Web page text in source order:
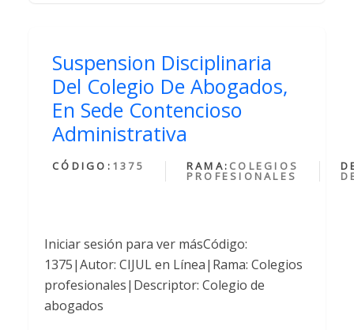
Suspension Disciplinaria
Del Colegio De Abogados,
En Sede Contencioso
Administrativa
CÓDIGO: 1375 RAMA: COLEGIOS
PROFESIONALES
Iniciar sesión para ver másCódigo:
1375|Autor: CIJUL en Línea|Rama: Colegios
profesionales|Descriptor: Colegio de
abogados